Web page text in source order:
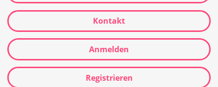
Kontakt
Anmelden
Registrieren